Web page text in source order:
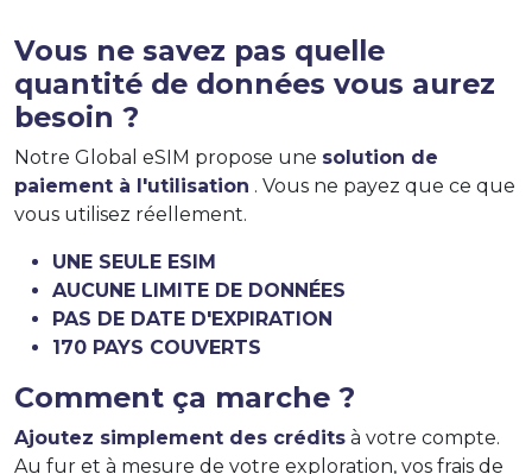
Vous ne savez pas quelle
quantité de données vous aurez
besoin ?
Notre Global eSIM propose une solution de
paiement à l'utilisation . Vous ne payez que ce que
vous utilisez réellement.
UNE SEULE ESIM
AUCUNE LIMITE DE DONNÉES
PAS DE DATE D'EXPIRATION
170 PAYS COUVERTS
Comment ça marche ?
Ajoutez simplement des crédits à votre compte.
Au fur et à mesure de votre exploration, vos frais de